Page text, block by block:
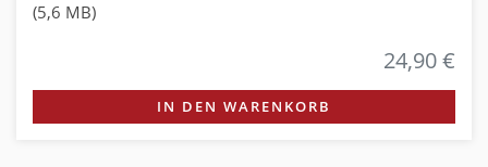
(5,6 MB)
24,90 €
IN DEN WARENKORB